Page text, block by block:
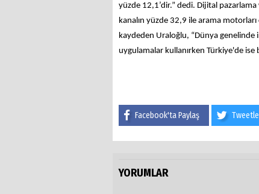
yüzde 12,1’dir.” dedi. Dijital
kanalın yüzde 32,9 ile arama
kaydeden Uraloğlu, “Dünya genelinde
uygulamalar kullanırken Türkiye'de ise
Facebook'ta Paylaş Tweetle
YORUMLAR